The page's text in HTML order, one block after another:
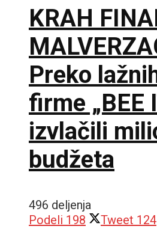
KRAH
Preko
firme „BEE
izvlačili
budžeta
496 deljenja
Podeli 198 Tweet 124